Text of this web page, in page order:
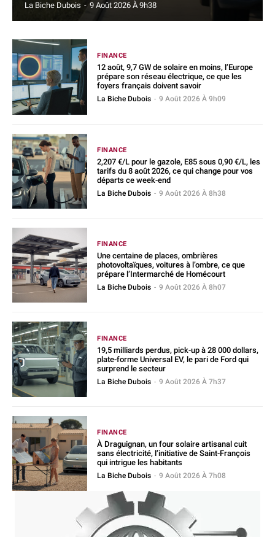
La Biche Dubois - 9 Août 2026 À 9h38
FINANCE
12 août, 9,7 GW de solaire en moins, l’Europe
prépare son réseau électrique, ce que les
foyers français doivent savoir
La Biche Dubois - 9 Août 2026 À 9h09
FINANCE
2,207 €/L pour le gazole, E85 sous 0,90 €/L, les
tarifs du 8 août 2026, ce qui change pour vos
départs ce week-end
La Biche Dubois - 9 Août 2026 À 8h38
FINANCE
Une centaine de places, ombrières
photovoltaïques, voitures à l’ombre, ce que
prépare l’Intermarché de Homécourt
La Biche Dubois - 9 Août 2026 À 8h07
FINANCE
19,5 milliards perdus, pick-up à 28 000 dollars,
plate-forme Universal EV, le pari de Ford qui
surprend le secteur
La Biche Dubois - 9 Août 2026 À 7h37
FINANCE
À Draguignan, un four solaire artisanal cuit
sans électricité, l’initiative de Saint-François
qui intrigue les habitants
La Biche Dubois - 9 Août 2026 À 7h08